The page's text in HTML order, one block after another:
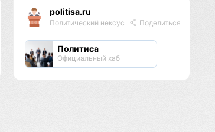
politisa.ru
Политический нексус Поделиться
Политиса
Официальный хаб